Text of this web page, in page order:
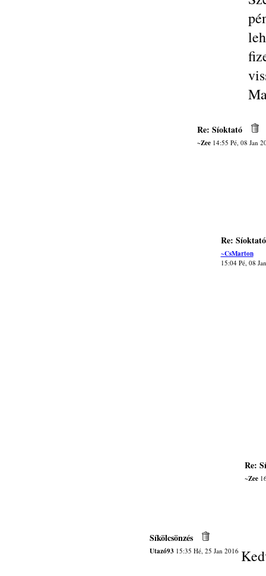
Re: Síoktató
~Zee14:55 Pé, 08 Jan
Re: Síoktató
~CsMarton
15:04 Pé, 08
Re:
~Zee
Síkölcsönzés
Utazó93 15:35 Hé, 25 Jan 2016